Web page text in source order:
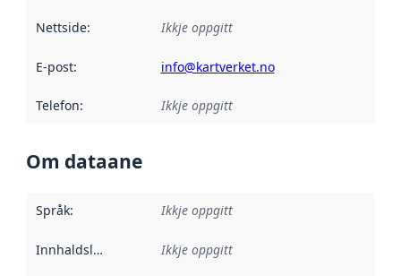
Nettside: Ikkje oppgitt
E-post: info@kartverket.no
Telefon: Ikkje oppgitt
Om dataane
Språk: Ikkje oppgitt
Innhaldsleverandørar :
Ikkje oppgitt